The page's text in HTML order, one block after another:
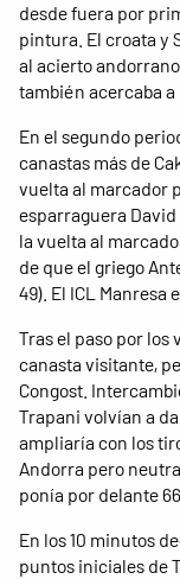
desde fuera por
pintura. El croata y
al acierto
también acercaba a
En el segundo
canastas más de
vuelta al marcador
esparraguera
la vuelta al
de que el griego
49). El ICL Manresa
Tras el paso por
canasta visitante,
Congost.
Trapani volvían a
ampliaría con los
Andorra pero
ponía por delante
En los 10 minutos
puntos iniciales de